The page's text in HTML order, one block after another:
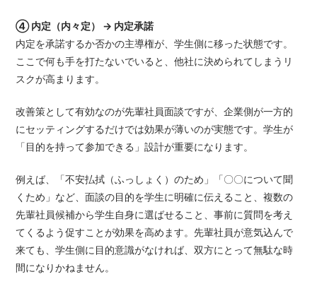
④ 内定（内々定） → 内定承諾
内定を承諾するか否かの主導権が、学生側に移った状態です。
ここで何も手を打たないでいると、他社に決められてしまうリ
スクが高まります。
改善策として有効なのが先輩社員面談ですが、企業側が一方的
にセッティングするだけでは効果が薄いのが実態です。学生が
「目的を持って参加できる」設計が重要になります。
例えば、「不安払拭（ふっしょく）のため」「〇〇について聞
くため」など、面談の目的を学生に明確に伝えること、複数の
先輩社員候補から学生自身に選ばせること、事前に質問を考え
てくるよう促すことが効果を高めます。先輩社員が意気込んで
来ても、学生側に目的意識がなければ、双方にとって無駄な時
間になりかねません。